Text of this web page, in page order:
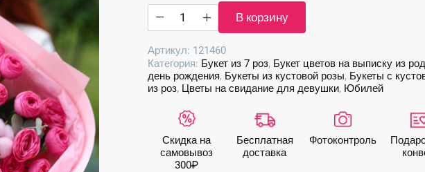
Количество
товара
Очаровательный
букет
пионовидных
роз
с
хлопком
В корзину
Артикул: 121460
Категория: Букет из 7 роз, Букет цветов на выписку из
день рождения, Букеты из кустовой розы, Букеты с
из роз, Цветы на свидание для девушки, Юбилей
Скидка на
самовывоз
300₽
Бесплатная
доставка
Фото­контроль